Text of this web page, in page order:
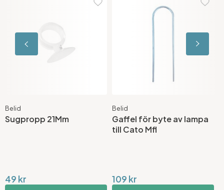
Belid
Sugpropp 21Mm
49 kr
Belid
Gaffel för byte av lampa
till Cato Mfl
109 kr